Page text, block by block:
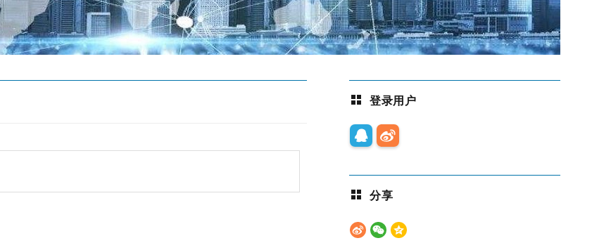
登录用户
分享